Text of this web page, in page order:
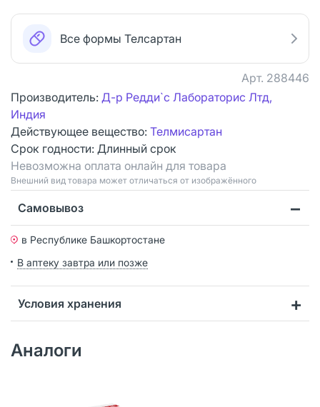
Все формы Телсартан
Арт. 288446
Производитель: Д-р Редди`с Лабораторис Лтд,
Индия
Действующее вещество: Телмисартан
Срок годности: Длинный срок
Невозможна оплата онлайн для товара
Bнешний вид товара может отличаться от изображённого
Самовывоз
в Республике Башкортостане
В аптеку завтра или позже
Условия хранения
Аналоги